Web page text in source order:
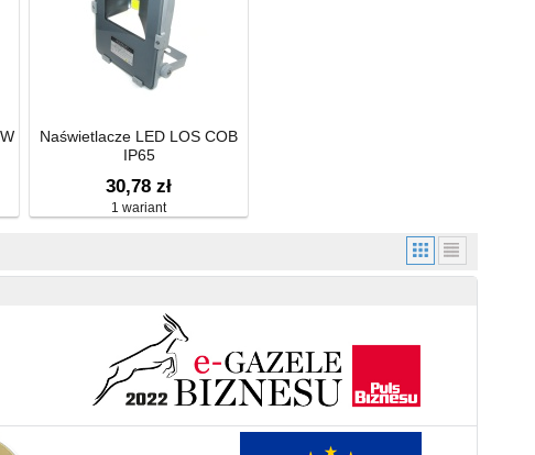
Naświetlacze LED LOS COB
IP65
30,78 zł
1 wariant